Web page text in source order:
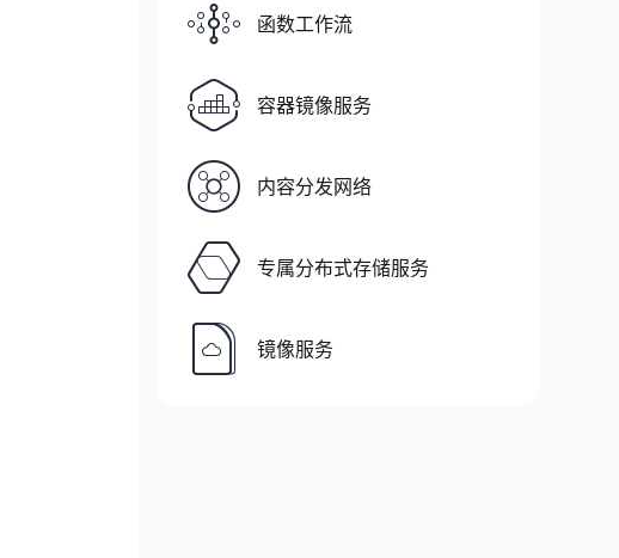
函数工作流
容器镜像服务
内容分发网络
专属分布式存储服务
镜像服务